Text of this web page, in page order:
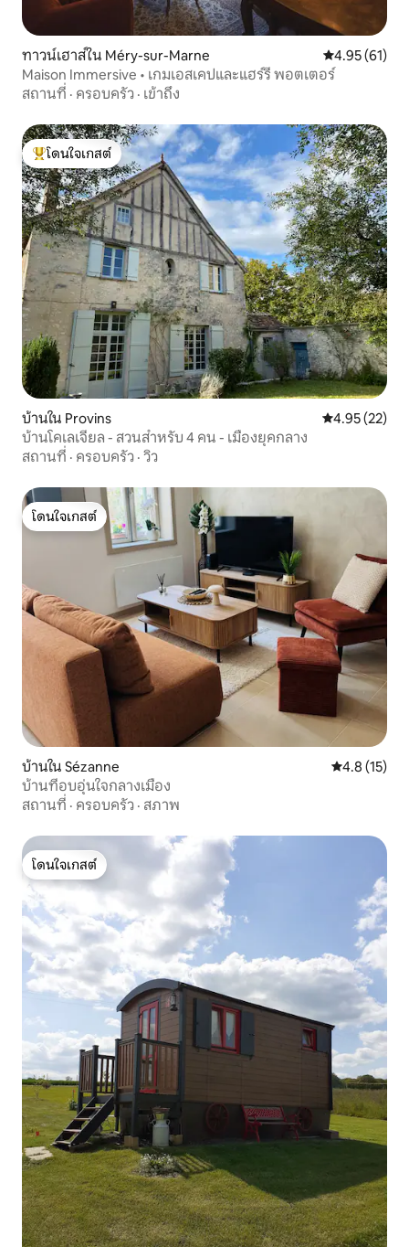
ทาวน์เฮาส์ใน Méry-sur-Marne คะแนนเฉลี่ย
4.95 (61)
Maison Immersive • เกมเอสเคปและแฮร์รี่ พอตเตอร์
สถานที่ · ครอบครัว · เข้าถึง
โดนใจเกสต์ที่สุด
โดนใจเกสต์
บ้านใน Provins คะแนนเฉลี่ย
4.95 (22)
บ้านโคเลเจียล - สวนสำหรับ 4 คน - เมืองยุคกลาง
สถานที่ · ครอบครัว · วิว
โดนใจเกสต์
โดนใจเกสต์
บ้านใน Sézanne คะแนนเฉลี่ย
4.8 (15)
บ้านที่อบอุ่นใจกลางเมือง
สถานที่ · ครอบครัว · สภาพ
โดนใจเกสต์
โดนใจเกสต์